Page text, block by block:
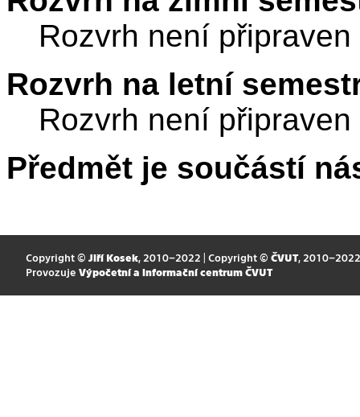
Rozvrh není připraven
Rozvrh na letní
Rozvrh není připraven
Předmět je součástí
Copyright © Jiří Kosek, 2010–2022 | Copyright © ČVUT, 2010–2022
Provozuje Výpočetní a informační centrum ČVUT